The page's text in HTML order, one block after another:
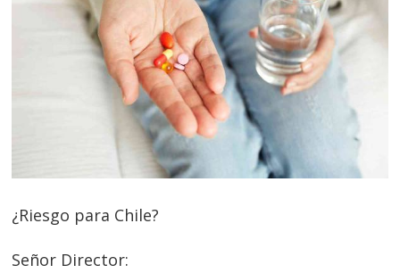
¿Riesgo para Chile?
Señor Director: